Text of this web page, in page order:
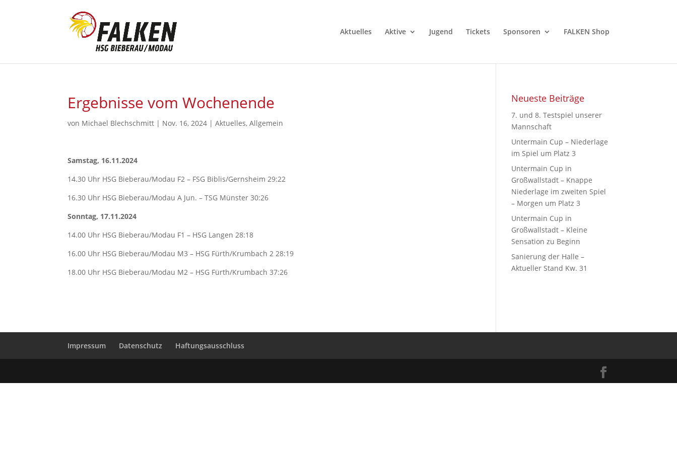
Aktuelles Aktive Jugend Tickets Sponsoren FALKEN Shop
Ergebnisse vom Wochenende
von Michael Blechschmitt | Nov. 16, 2024 |Aktuelles,Allgemein
Samstag, 16.11.2024
14.30 Uhr HSG Bieberau/Modau F2 – FSG Biblis/Gernsheim 29:22
16.30 Uhr HSG Bieberau/Modau A Jun. – TSG Münster 30:26
Sonntag, 17.11.2024
14.00 Uhr HSG Bieberau/Modau F1 – HSG Langen 28:18
16.00 Uhr HSG Bieberau/Modau M3 – HSG Fürth/Krumbach 2 28:19
18.00 Uhr HSG Bieberau/Modau M2 – HSG Fürth/Krumbach 37:26
Neueste Beiträge
7. und 8. Testspiel unserer
Mannschaft
Untermain Cup – Niederlage
im Spiel um Platz 3
Untermain Cup in
Großwallstadt – Knappe
Niederlage im zweiten Spiel
– Morgen um Platz 3
Untermain Cup in
Großwallstadt – Kleine
Sensation zu Beginn
Sanierung der Halle –
Aktueller Stand Kw. 31
Impressum Datenschutz Haftungsausschluss